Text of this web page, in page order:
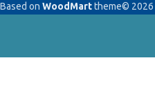
Based on WoodMarttheme© 2026